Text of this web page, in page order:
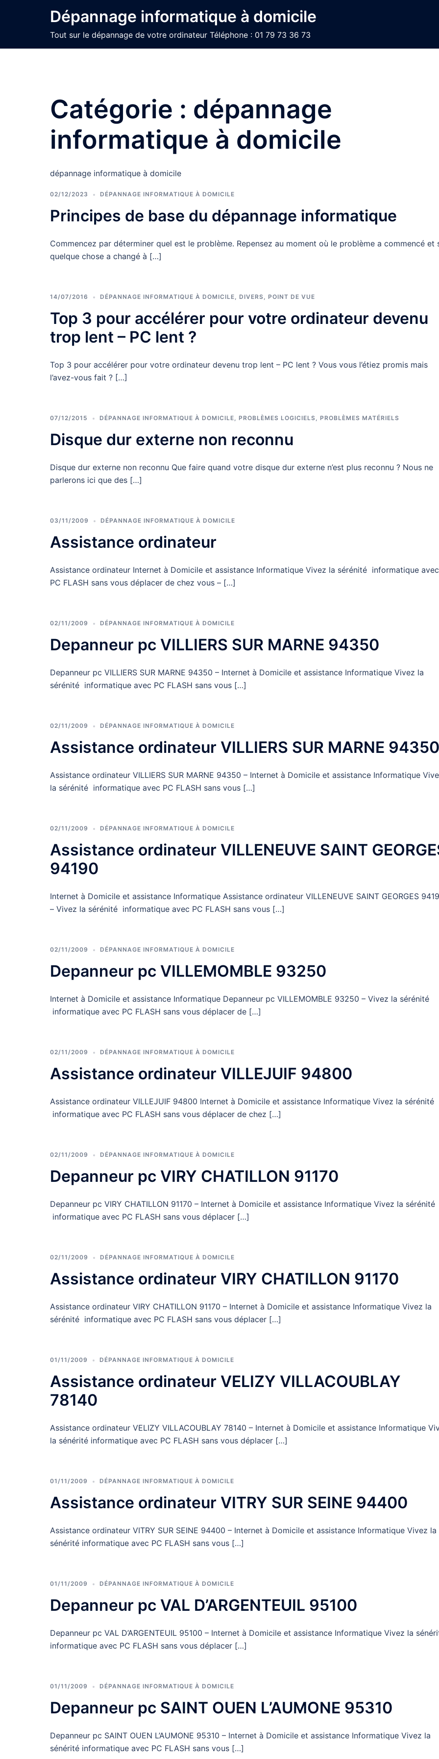
Dépannage informatique à domicile
Tout sur le dépannage de votre ordinateur Téléphone : 01 79 73 36 73
Catégorie : dépannage
informatique à domicile
dépannage informatique à domicile
02/12/2023 DÉPANNAGE INFORMATIQUE À DOMICILE
Principes de base du dépannage informatique
Commencez par déterminer quel est le problème. Repensez au moment où le problème a commencé et
quelque chose a changé à […]
14/07/2016 DÉPANNAGE INFORMATIQUE À DOMICILE, DIVERS, POINT DE VUE
Top 3 pour accélérer pour votre ordinateur devenu
trop lent – PC lent ?
Top 3 pour accélérer pour votre ordinateur devenu trop lent – PC lent ? Vous vous l’étiez promis mais
l’avez-vous fait ? […]
07/12/2015 DÉPANNAGE INFORMATIQUE À DOMICILE, PROBLÈMES LOGICIELS, PROBLÈMES MATÉRIELS
Disque dur externe non reconnu
Disque dur externe non reconnu Que faire quand votre disque dur externe n’est plus reconnu ? Nous ne
parlerons ici que des […]
03/11/2009 DÉPANNAGE INFORMATIQUE À DOMICILE
Assistance ordinateur
Assistance ordinateur Internet à Domicile et assistance Informatique Vivez la sérénité informatique avec
PC FLASH sans vous déplacer de chez vous – […]
02/11/2009 DÉPANNAGE INFORMATIQUE À DOMICILE
Depanneur pc VILLIERS SUR MARNE 94350
Depanneur pc VILLIERS SUR MARNE 94350 – Internet à Domicile et assistance Informatique Vivez la
sérénité informatique avec PC FLASH sans vous […]
02/11/2009 DÉPANNAGE INFORMATIQUE À DOMICILE
Assistance ordinateur VILLIERS SUR MARNE 94350
Assistance ordinateur VILLIERS SUR MARNE 94350 – Internet à Domicile et assistance Informatique
la sérénité informatique avec PC FLASH sans vous […]
02/11/2009 DÉPANNAGE INFORMATIQUE À DOMICILE
Assistance ordinateur VILLENEUVE SAINT
94190
Internet à Domicile et assistance Informatique Assistance ordinateur VILLENEUVE SAINT GEORGES
– Vivez la sérénité informatique avec PC FLASH sans vous […]
02/11/2009 DÉPANNAGE INFORMATIQUE À DOMICILE
Depanneur pc VILLEMOMBLE 93250
Internet à Domicile et assistance Informatique Depanneur pc VILLEMOMBLE 93250 – Vivez la sérénité
informatique avec PC FLASH sans vous déplacer de […]
02/11/2009 DÉPANNAGE INFORMATIQUE À DOMICILE
Assistance ordinateur VILLEJUIF 94800
Assistance ordinateur VILLEJUIF 94800 Internet à Domicile et assistance Informatique Vivez la sérénité
informatique avec PC FLASH sans vous déplacer de chez […]
02/11/2009 DÉPANNAGE INFORMATIQUE À DOMICILE
Depanneur pc VIRY CHATILLON 91170
Depanneur pc VIRY CHATILLON 91170 – Internet à Domicile et assistance Informatique Vivez la sérénité
informatique avec PC FLASH sans vous déplacer […]
02/11/2009 DÉPANNAGE INFORMATIQUE À DOMICILE
Assistance ordinateur VIRY CHATILLON 91170
Assistance ordinateur VIRY CHATILLON 91170 – Internet à Domicile et assistance Informatique Vivez la
sérénité informatique avec PC FLASH sans vous déplacer […]
01/11/2009 DÉPANNAGE INFORMATIQUE À DOMICILE
Assistance ordinateur VELIZY VILLACOUBLAY
78140
Assistance ordinateur VELIZY VILLACOUBLAY 78140 – Internet à Domicile et assistance Informatique
la sénérité informatique avec PC FLASH sans vous déplacer […]
01/11/2009 DÉPANNAGE INFORMATIQUE À DOMICILE
Assistance ordinateur VITRY SUR SEINE 94400
Assistance ordinateur VITRY SUR SEINE 94400 – Internet à Domicile et assistance Informatique Vivez la
sénérité informatique avec PC FLASH sans vous […]
01/11/2009 DÉPANNAGE INFORMATIQUE À DOMICILE
Depanneur pc VAL D’ARGENTEUIL 95100
Depanneur pc VAL D’ARGENTEUIL 95100 – Internet à Domicile et assistance Informatique Vivez la
informatique avec PC FLASH sans vous déplacer […]
01/11/2009 DÉPANNAGE INFORMATIQUE À DOMICILE
Depanneur pc SAINT OUEN L’AUMONE 95310
Depanneur pc SAINT OUEN L’AUMONE 95310 – Internet à Domicile et assistance Informatique Vivez la
sénérité informatique avec PC FLASH sans vous […]